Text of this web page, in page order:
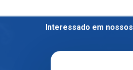
Interessado em nossos